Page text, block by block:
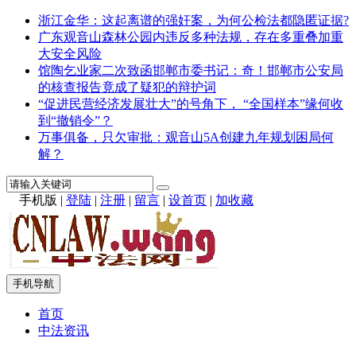
浙江金华：这起离谱的强奸案，为何公检法都隐匿证据?
广东观音山森林公园内违反多种法规，存在多重叠加重
大安全风险
馆陶乞业家二次致函邯郸市委书记：奇！邯郸市公安局
的核查报告竟成了疑犯的辩护词
“促进民营经济发展壮大”的号角下， “全国样本”缘何收
到“撤销令”？
万事俱备，只欠审批：观音山5A创建九年规划困局何
解？
手机版 | 登陆 | 注册 | 留言 | 设首页 | 加收藏
手机导航
首页
中法资讯